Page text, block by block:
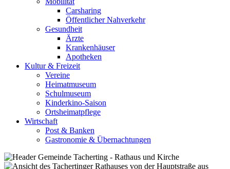
Carsharing
Öffentlicher Nahverkehr
Gesundheit
Ärzte
Krankenhäuser
Apotheken
Kultur & Freizeit
Vereine
Heimatmuseum
Schulmuseum
Kinderkino-Saison
Ortsheimatpflege
Wirtschaft
Post & Banken
Gastronomie & Übernachtungen